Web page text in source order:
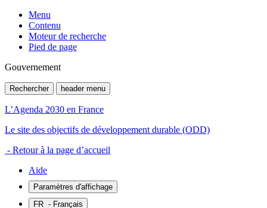
Menu
Contenu
Moteur de recherche
Pied de page
Gouvernement
Rechercher header menu
L’Agenda 2030 en France
Le site des objectifs de développement durable (ODD)
- Retour à la page d’accueil
Aide
Paramètres d'affichage
FR - Français